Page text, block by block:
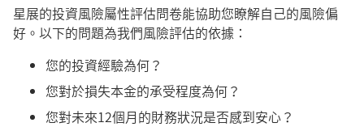
星展的投資風險屬性評估問卷能協助您瞭解自己的風險偏
好。以下的問題為我們風險評估的依據：
您的投資經驗為何？
您對於損失本金的承受程度為何？
您對未來12個月的財務狀況是否感到安心？